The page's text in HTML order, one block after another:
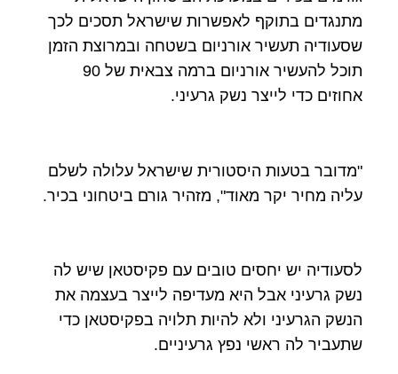
מתנגדים בתוקף לאפשרות שישראל תסכים לכך
שסעודיה תעשיר אורניום בשטחה ובמרוצת הזמן
תוכל להעשיר אורניום ברמה צבאית של 90
אחוזים כדי לייצר נשק גרעיני.
"מדובר בטעות היסטורית שישראל עלולה לשלם
עליה מחיר יקר מאוד", מזהיר גורם ביטחוני בכיר.
לסעודיה יש יחסים טובים עם פקיסטאן שיש לה
נשק גרעיני אבל היא מעדיפה לייצר בעצמה את
הנשק הגרעיני ולא להיות תלויה בפקיסטאן כדי
שתעביר לה ראשי נפץ גרעיניים.